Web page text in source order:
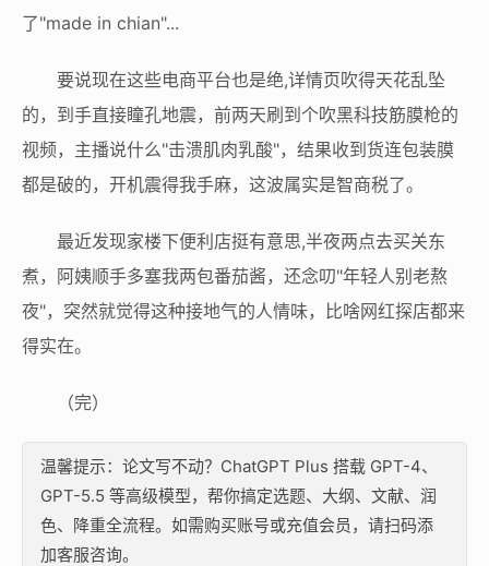
了"made in chian"...
要说现在这些电商平台也是绝,详情页吹得天花乱坠
的，到手直接瞳孔地震，前两天刷到个吹黑科技筋膜枪的
视频，主播说什么"击溃肌肉乳酸"，结果收到货连包装膜
都是破的，开机震得我手麻，这波属实是智商税了。
最近发现家楼下便利店挺有意思,半夜两点去买关东
煮，阿姨顺手多塞我两包番茄酱，还念叨"年轻人别老熬
夜"，突然就觉得这种接地气的人情味，比啥网红探店都来
得实在。
（完）
温馨提示：论文写不动？ChatGPT Plus 搭载 GPT-4、
GPT-5.5 等高级模型，帮你搞定选题、大纲、文献、润
色、降重全流程。如需购买账号或充值会员，请扫码添
加客服咨询。